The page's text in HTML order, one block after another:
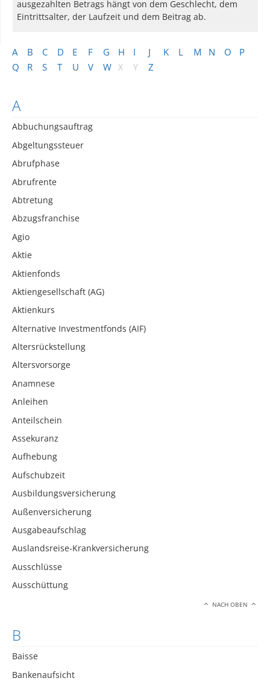
A B C D E F G H I J K L M N O
P
Q
R S T U V W X Y Z
A
Abbuchungsauftrag
Abgeltungssteuer
Abrufphase
Abrufrente
Abtretung
Abzugsfranchise
Agio
Aktie
Aktienfonds
Aktiengesellschaft (AG)
Aktienkurs
Alternative Investmentfonds (AIF)
Altersrückstellung
Altersvorsorge
Anamnese
Anleihen
Anteilschein
Assekuranz
Aufhebung
Aufschubzeit
Ausbildungsversicherung
Außenversicherung
Ausgabeaufschlag
Auslandsreise-Krankversicherung
Ausschlüsse
Ausschüttung
NACH OBEN
B
Baisse
Bankenaufsicht
ausgezahlten Betrags hängt von dem Geschlecht, dem
Eintrittsalter, der Laufzeit und dem Beitrag ab.